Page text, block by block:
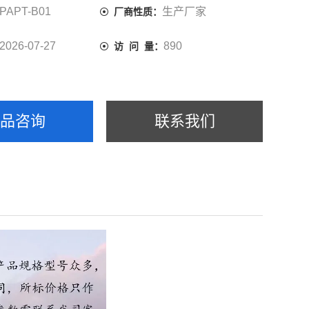
PAPT-B01 厂商性质： 生产厂家
2026-07-27 访 问 量： 890
咨询 联系我们